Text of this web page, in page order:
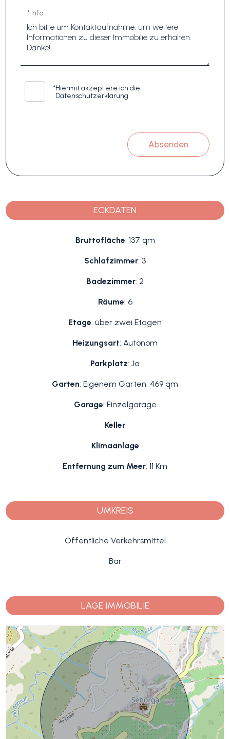
* Info
*Hiermit akzeptiere ich die
Datenschutzerklärung
Absenden
ECKDATEN
Bruttofläche: 137 qm
Schlafzimmer: 3
Badezimmer: 2
Räume: 6
Etage: über zwei Etagen
Heizungsart: Autonom
Parkplatz: Ja
Garten: Eigenem Garten, 469 qm
Garage: Einzelgarage
Keller
Klimaanlage
Entfernung zum Meer: 11 Km
UMKREIS
Öffentliche Verkehrsmittel
Bar
LAGE IMMOBILIE